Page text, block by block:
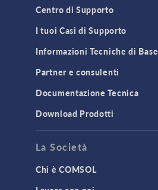
Centro di Supporto
I tuoi Casi di Supporto
Informazioni Tecniche di Base
Partner e consulenti
Documentazione Tecnica
Download Prodotti
La Società
Chi è COMSOL